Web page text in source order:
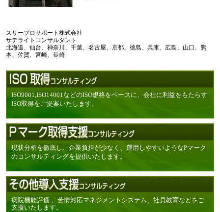
スリープロサポート株式会社
サテライトコンサルタント
北海道、仙台、神奈川、千葉、名古屋、京都、徳島、兵庫、広島、山口、熊
本、佐賀、宮崎、長崎
ISO9001,ISO14001などのISO規格をベースに、会社に利益をもたらす
ISO取得をご提案いたします。
現状分析を徹底し、企業負担が少なく、運用しやすいようなPマーク
のコンサルティングを提供いたします。
病院機能評価 、苦情対応マネジメントシステム、社員教育などをご
支援いたします。